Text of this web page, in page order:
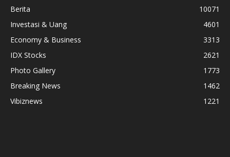
Berita
10071
Investasi & Uang
4601
Economy & Business
3313
IDX Stocks
2621
Photo Gallery
1773
Breaking News
1462
Vibiznews
1221